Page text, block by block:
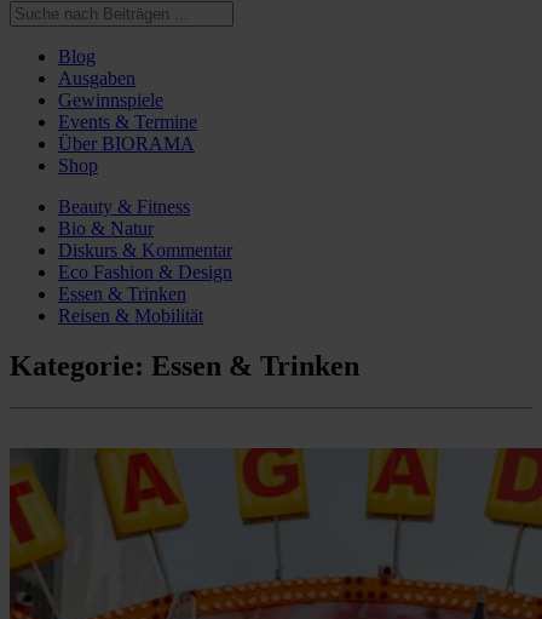
Blog
Ausgaben
Gewinnspiele
Events & Termine
Über BIORAMA
Shop
Beauty & Fitness
Bio & Natur
Diskurs & Kommentar
Eco Fashion & Design
Essen & Trinken
Reisen & Mobilität
Kategorie: Essen & Trinken